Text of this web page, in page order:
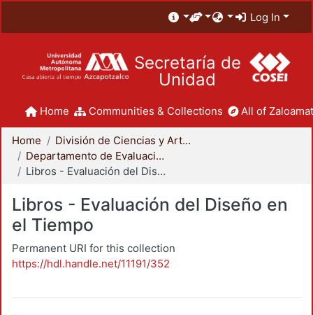
Log In
Secretaría de
Unidad
Home Communities & Collections All of
Home
División de Ciencias y Artes para el Diseño
Departamento de Evaluación del Diseño en el Tiempo
Libros - Evaluación del Diseño en el Tiempo
Libros - Evaluación del Diseño en
el Tiempo
Permanent URI for this collection
https://hdl.handle.net/11191/352